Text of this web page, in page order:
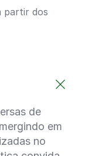
partir dos
de
em
no